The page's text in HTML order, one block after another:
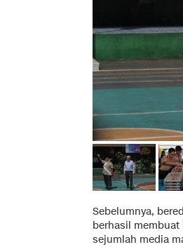
Sebelumnya,
berhasil
sejumlah media